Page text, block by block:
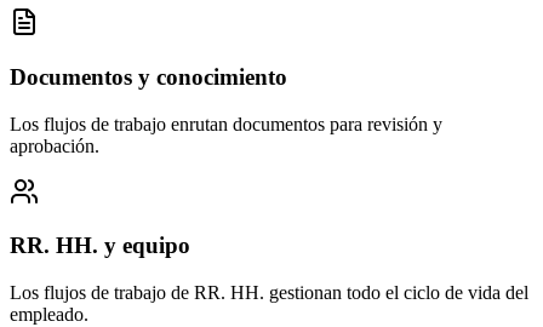
Documentos y conocimiento
Los flujos de trabajo enrutan documentos para revisión y
aprobación.
RR. HH. y equipo
Los flujos de trabajo de RR. HH. gestionan todo el ciclo de vida del
empleado.